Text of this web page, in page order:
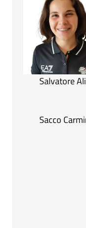
Salvatore
Sacco